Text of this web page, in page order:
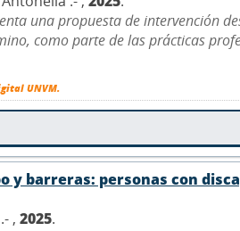
una propuesta de intervención
como parte de las prácticas
UNVM.
y barreras: personas con
, 2025.